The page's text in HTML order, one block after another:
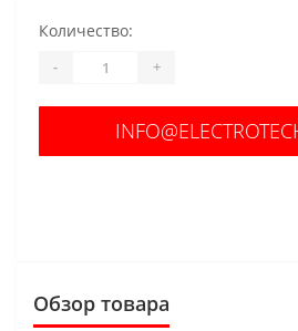
Количество:
- +
Обзор товара